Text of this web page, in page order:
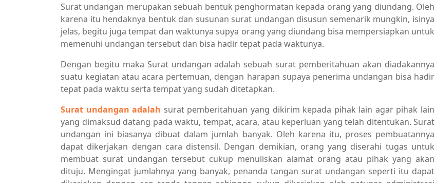
Surat undangan merupakan sebuah bentuk penghormatan kepada orang yang diundang. Oleh
karena itu hendaknya bentuk dan susunan surat undangan disusun semenarik mungkin, isinya
jelas, begitu juga tempat dan waktunya supya orang yang diundang bisa mempersiapkan untuk
memenuhi undangan tersebut dan bisa hadir tepat pada waktunya.
Dengan begitu maka Surat undangan adalah sebuah surat pemberitahuan akan diadakannya
suatu kegiatan atau acara pertemuan, dengan harapan supaya penerima undangan bisa hadir
tepat pada waktu serta tempat yang sudah ditetapkan.
Surat undangan adalah surat pemberitahuan yang dikirim kepada pihak lain agar pihak lain
yang dimaksud datang pada waktu, tempat, acara, atau keperluan yang telah ditentukan. Surat
undangan ini biasanya dibuat dalam jumlah banyak. Oleh karena itu, proses pembuatannya
dapat dikerjakan dengan cara distensil. Dengan demikian, orang yang diserahi tugas untuk
membuat surat undangan tersebut cukup menuliskan alamat orang atau pihak yang akan
dituju. Mengingat jumlahnya yang banyak, penanda tangan surat undangan seperti itu dapat